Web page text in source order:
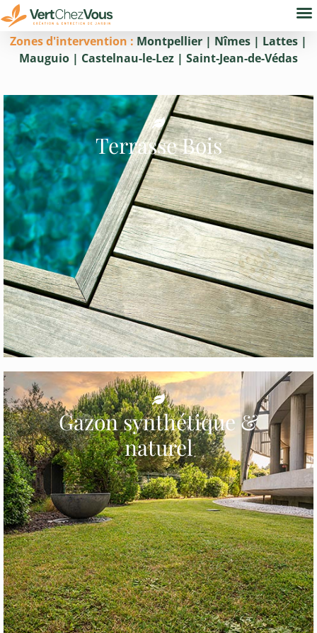
Zones d'intervention : Montpellier | Nîmes | Lattes |
Mauguio | Castelnau-le-Lez | Saint-Jean-de-Védas
Terrasse Bois
Gazon synthétique &
naturel